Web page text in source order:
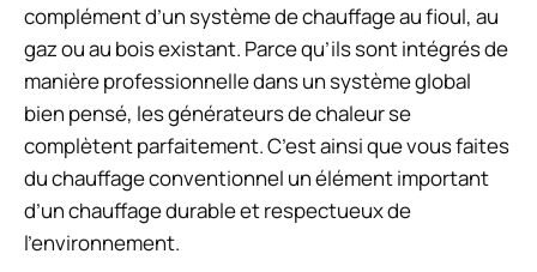
complément d’un système de chauffage au fioul, au
gaz ou au bois existant. Parce qu’ils sont intégrés de
manière professionnelle dans un système global
bien pensé, les générateurs de chaleur se
complètent parfaitement. C’est ainsi que vous faites
du chauffage conventionnel un élément important
d’un chauffage durable et respectueux de
l’environnement.